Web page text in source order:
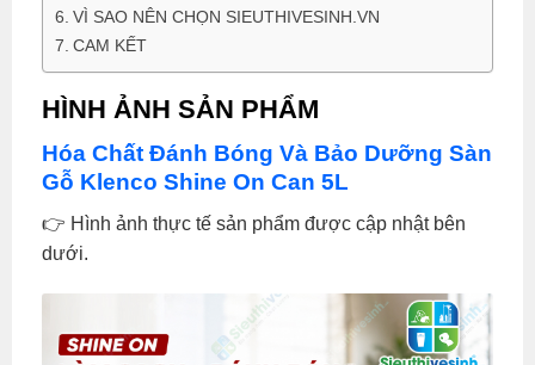
VÌ SAO NÊN CHỌN SIEUTHIVESINH.VN
CAM KẾT
HÌNH ẢNH SẢN PHẨM
Hóa Chất Đánh Bóng Và Bảo Dưỡng Sàn
Gỗ Klenco Shine On Can 5L
👉 Hình ảnh thực tế sản phẩm được cập nhật bên
dưới.